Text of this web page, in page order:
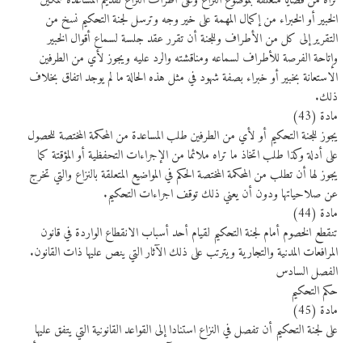
الخبير أو الخبراء من إكمال المهمة على خير وجه وترسل لجنة التحكيم نسخ من
التقرير إلى كل من الأطراف وللجنة أن تقرر عقد جلسة لسماع أقوال الخبير
وإتاحة الفرصة للأطراف لسماعه ومناقشته والرد عليه ويجوز لأي من الطرفين
الاستعانة بخبير أو خبراء بصفة شهود في مثل هذه الحالة ما لم يوجد اتفاق بخلاف
ذلك.
مادة (43)
يجوز للجنة التحكيم أو لأي من الطرفين طلب المساعدة من المحكمة المختصة للحصول
على أدلة وكذا طلب اتخاذ ما تراه ملائما من الإجراءات التحفظية أو المؤقتة كما
يجوز لها أن تطلب من المحكمة المختصة الحكم في المواضيع المتعلقة بالنزاع والتي تخرج
عن صلاحياتها ودون أن يعني ذلك توقف اجراءات التحكيم.
مادة (44)
تنقطع الخصوم أمام لجنة التحكيم لقيام أحد أسباب الانقطاع الواردة في قانون
المرافعات المدنية والتجارية ويترتب على ذلك الآثار التي ينص عليها ذات القانون.
الفصل السادس
حكم التحكيم
مادة (45)
على لجنة التحكيم أن تفصل في النزاع استنادا إلى القواعد القانونية التي يتفق عليها